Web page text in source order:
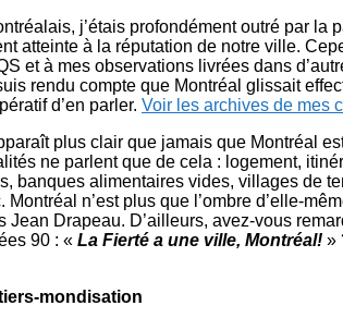
j’étais profondément outré par la
atteinte à la réputation de notre ville.
et à mes observations livrées dans
rendu compte que Montréal glissait
d’en parler. Voir les archives de mes
plus clair que jamais que Montréal
ne parlent que de cela : logement,
banques alimentaires vides, villages de
n’est plus que l’ombre d’elle-
Jean Drapeau. D’ailleurs, avez-vous
90 : « La Fierté a une ville, Montréal! »
mondisation